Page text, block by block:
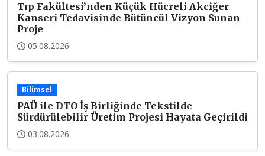
Tıp Fakültesi’nden Küçük Hücreli Akciğer
Kanseri Tedavisinde Bütüncül Vizyon Sunan
Proje
05.08.2026
Bilimsel
PAÜ ile DTO İş Birliğinde Tekstilde
Sürdürülebilir Üretim Projesi Hayata Geçirildi
03.08.2026